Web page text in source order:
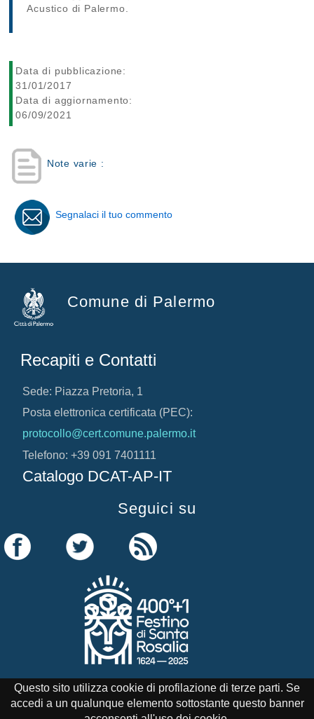
Acustico di Palermo.
Data di pubblicazione:
31/01/2017
Data di aggiornamento:
06/09/2021
Note varie :
Segnalaci il tuo commento
Comune di Palermo
Recapiti e Contatti
Sede: Piazza Pretoria, 1
Posta elettronica certificata (PEC):
protocollo@cert.comune.palermo.it
Telefono: +39 091 7401111
Catalogo DCAT-AP-IT
Seguici su
Credits Note Legali Cookie Policy
Questo sito utilizza cookie di profilazione di terze parti. Se
accedi a un qualunque elemento sottostante questo banner